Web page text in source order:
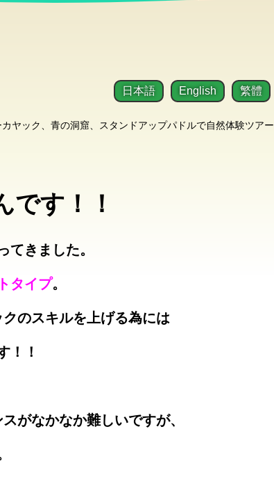
ヤック、青の洞窟、スタンドアップパドルで自然体験ツアー
日本語 English 繁體
です！！
てきました。
タイプ。
のスキルを上げる為には
！！
がなかなか難しいですが、